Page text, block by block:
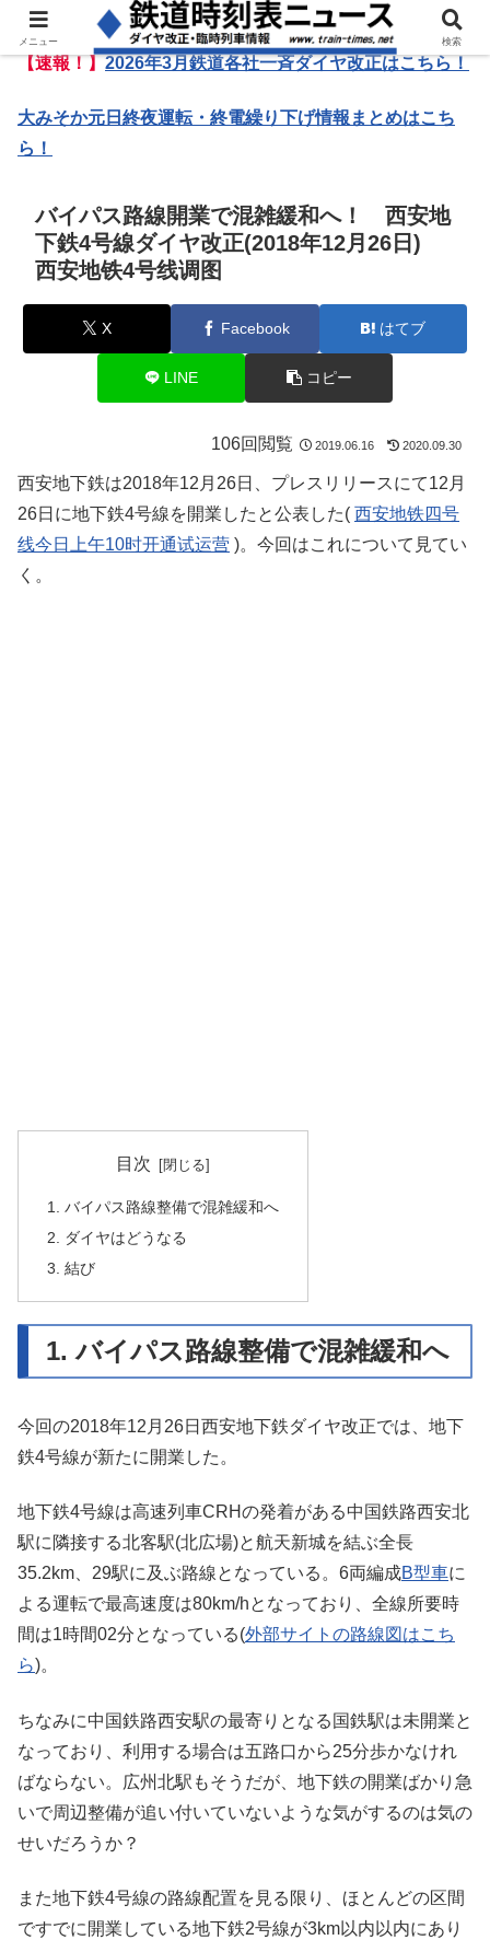
【速報！】2026年3月鉄道各社一斉ダイヤ改正はこちら！
大みそか元日終夜運転・終電繰り下げ情報まとめはこち
ら！
バイパス路線開業で混雑緩和へ！ 西安地
下鉄4号線ダイヤ改正(2018年12月26日)
西安地铁4号线调图
X Facebook はてブ
LINE コピー
106回閲覧 2019.06.16 2020.09.30
西安地下鉄は2018年12月26日、プレスリリースにて12月
26日に地下鉄4号線を開業したと公表した( 西安地铁四号
线今日上午10时开通试运营 )。今回はこれについて見てい
く。
目次
1. バイパス路線整備で混雑緩和へ
2. ダイヤはどうなる
3. 結び
1. バイパス路線整備で混雑緩和へ
今回の2018年12月26日西安地下鉄ダイヤ改正では、地下
鉄4号線が新たに開業した。
地下鉄4号線は高速列車CRHの発着がある中国鉄路西安北
駅に隣接する北客駅(北広場)と航天新城を結ぶ全長
35.2km、29駅に及ぶ路線となっている。6両編成B型車に
よる運転で最高速度は80km/hとなっており、全線所要時
間は1時間02分となっている(外部サイトの路線図はこち
ら)。
ちなみに中国鉄路西安駅の最寄りとなる国鉄駅は未開業と
なっており、利用する場合は五路口から25分歩かなけれ
ばならない。広州北駅もそうだが、地下鉄の開業ばかり急
いで周辺整備が追い付いていないような気がするのは気の
せいだろうか？
また地下鉄4号線の路線配置を見る限り、ほとんどの区間
ですでに開業している地下鉄2号線が3km以内以内にあり
メニュー 検索